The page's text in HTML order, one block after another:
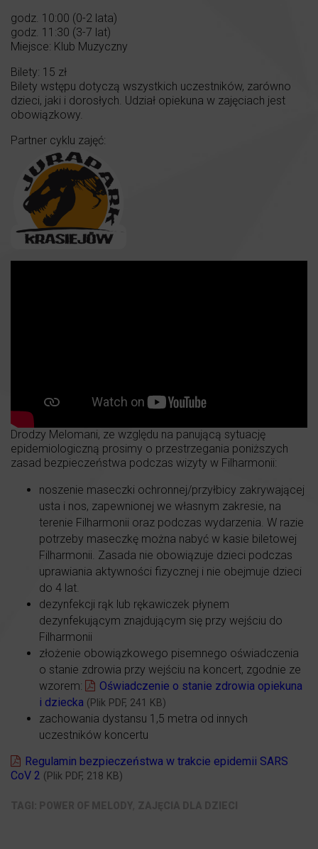
godz. 10:00 (0-2 lata)
godz. 11:30 (3-7 lat)
Miejsce: Klub Muzyczny
Bilety: 15 zł
Bilety wstępu dotyczą wszystkich uczestników, zarówno
dzieci, jaki i dorosłych. Udział opiekuna w zajęciach jest
obowiązkowy.
Partner cyklu zajęć:
Drodzy Melomani, ze względu na panującą sytuację
epidemiologiczną prosimy o przestrzegania poniższych
zasad bezpieczeństwa podczas wizyty w Filharmonii:
noszenie maseczki ochronnej/przyłbicy zakrywającej
usta i nos, zapewnionej we własnym zakresie, na
terenie Filharmonii oraz podczas wydarzenia. W razie
potrzeby maseczkę można nabyć w kasie biletowej
Filharmonii. Zasada nie obowiązuje dzieci podczas
uprawiania aktywności fizycznej i nie obejmuje dzieci
do 4 lat.
dezynfekcji rąk lub rękawiczek płynem
dezynfekującym znajdującym się przy wejściu do
Filharmonii
złożenie obowiązkowego pisemnego oświadczenia
o stanie zdrowia przy wejściu na koncert, zgodnie ze
wzorem:
Oświadczenie o stanie zdrowia opiekuna
i dziecka (Plik PDF, 241 KB)
zachowania dystansu 1,5 metra od innych
uczestników koncertu
Regulamin bezpieczeństwa w trakcie epidemii SARS
CoV 2 (Plik PDF, 218 KB)